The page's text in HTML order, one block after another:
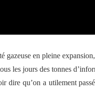
en pleine
les jours des tonnes
dire qu’on a utilement